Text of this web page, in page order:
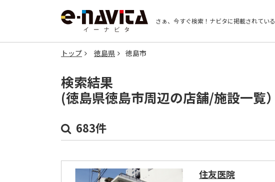
さぁ、今すぐ検索！ ナビタに掲載されている
トップ 徳島県 徳島市
検索結果
(徳島県徳島市周辺の店舗/施設一覧）
683件
住友医院